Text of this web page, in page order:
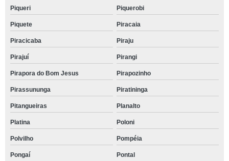
Piqueri Piquerobi
Piquete Piracaia
Piracicaba Piraju
Pirajuí Pirangi
Pirapora do Bom Jesus Pirapozinho
Pirassununga Piratininga
Pitangueiras Planalto
Platina Poloni
Polvilho Pompéia
Pongaí Pontal